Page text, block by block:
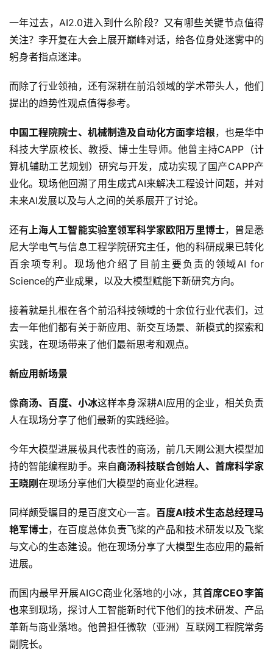
一年过去，AI2.0进入到什么阶段？又有哪些关键节点值得
关注？李开复在大会上展开巅峰对话，给各位身处迷雾中的
躬身者指点迷津。
而除了行业领袖，还有深耕在前沿领域的学术带头人，他们
提出的趋势性观点值得参考。
中国工程院院士、机械制造及自动化方面李培根，也是华中
科技大学原校长、教授、博士生导师。他曾主持CAPP（计
算机辅助工艺规划）研究与开发，成功实现了国产CAPP产
业化。现场他回溯了用生成式AI来解决工程设计问题，并对
未来AI发展以及与人之间的关系展开了讨论。
还有 上海人工智能实验室领军科学家欧阳万里博士，曾是悉
尼大学电气与信息工程学院研究主任，他的科研成果已转化
百余项专利。现场他介绍了目前主要负责的领域AI for
Science的产业成果，以及大模型赋能下新研究方向。
接着就是扎根在各个前沿科技领域的十余位行业代表们，过
去一年他们都有关于新应用、新交互场景、新模式的探索和
实践，在现场带来了他们最新思考和观点。
新应用新场景
像商汤、百度、小冰这样本身深耕AI应用的企业，相关负责
人在现场分享了他们最新的实践经验。
今年大模型进展极具代表性的商汤，前几天刚公测大模型加
持的智能编程助手。来自商汤科技联合创始人、首席科学家
王晓刚在现场分享他们大模型的商业化进程。
同样颇受瞩目的是百度文心一言。 百度AI技术生态总经理马
艳军博士，在百度总体负责飞桨的产品和技术研发以及飞桨
与文心的生态建设。他在现场分享了大模型生态应用的最新
进展。
而国内最早开展AIGC商业化落地的小冰，其首席CEO李笛
也来到现场，探讨人工智能新时代下他们的技术研发、产品
革新与商业落地。他曾担任微软（亚洲）互联网工程院常务
副院长。